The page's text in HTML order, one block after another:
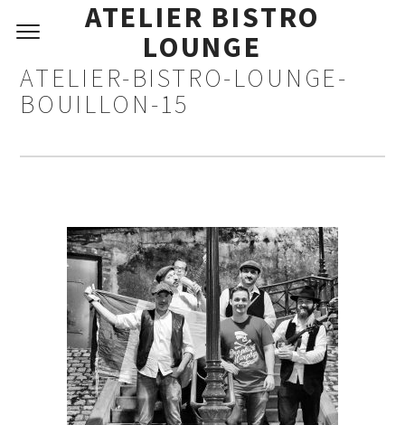
ATELIER BISTRO
LOUNGE
ATELIER-BISTRO-LOUNGE-
BOUILLON-15